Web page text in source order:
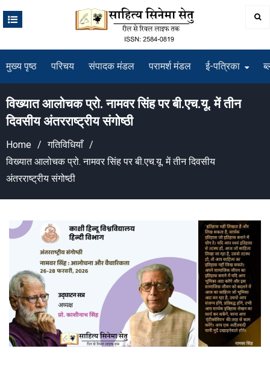
मुख्य पृष्ठ परिचय संपादक मंडल परामर्श मंडल ई-पत्रिका
विख्यात आलोचक प्रो. नामवर सिंह पर बी.एच.यू. में तीन
दिवसीय अंतरराष्ट्रीय संगोष्ठी
Home
गतिविधियाँ
विख्यात आलोचक प्रो. नामवर सिंह पर बी.एच.यू. में तीन दिवसीय
अंतरराष्ट्रीय संगोष्ठी